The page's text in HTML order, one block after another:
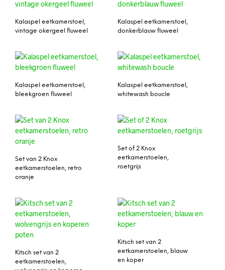
Kalaspel eetkamerstoel,
vintage okergeel fluweel
Kalaspel eetkamerstoel,
donkerblauw fluweel
Kalaspel eetkamerstoel,
bleekgroen fluweel
Kalaspel eetkamerstoel,
whitewash boucle
Set van 2 Knox
eetkamerstoelen, retro
oranje
Set of 2 Knox
eetkamerstoelen,
roetgrijs
Kitsch set van 2
eetkamerstoelen,
Kitsch set van 2
eetkamerstoelen, blauw
en koper